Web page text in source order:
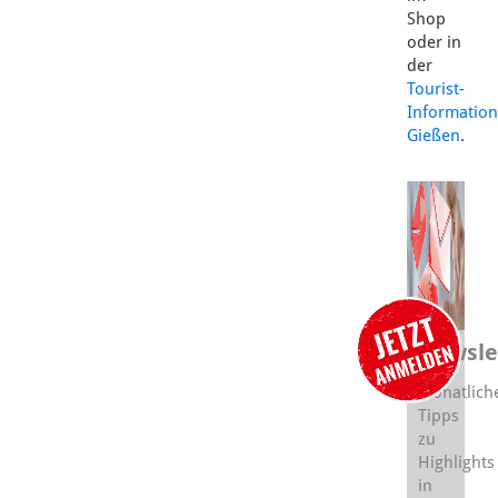
Shop
oder in
der
Tourist-
Information
Gießen.
Tipps
zu
Highlights
in